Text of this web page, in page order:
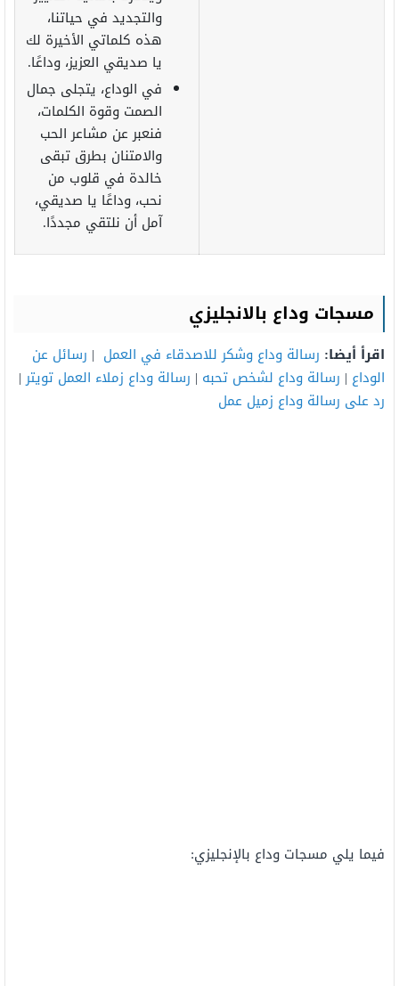
والتجديد في حياتنا،
هذه كلماتي الأخيرة لك
يا صديقي العزيز، وداعًا.
في الوداع، يتجلى جمال
الصمت وقوة الكلمات،
فنعبر عن مشاعر الحب
والامتنان بطرق تبقى
خالدة في قلوب من
نحب، وداعًا يا صديقي،
آمل أن نلتقي مجددًا.
مسجات وداع بالانجليزي
اقرأ أيضا: رسالة وداع وشكر للاصدقاء في العمل | رسائل عن
الوداع | رسالة وداع لشخص تحبه | رسالة وداع زملاء العمل تويتر|
رد على رسالة وداع زميل عمل
فيما يلي مسجات وداع بالإنجليزي: